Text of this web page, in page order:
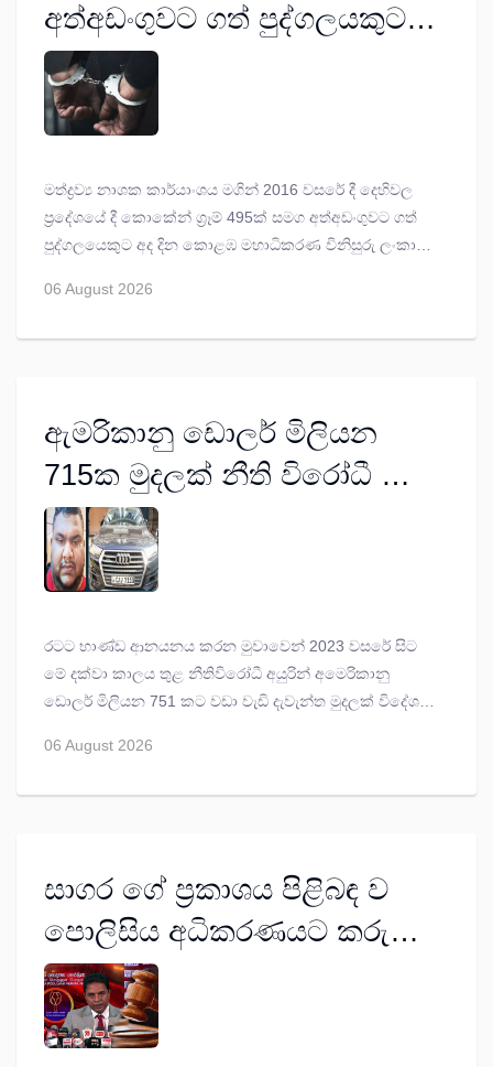
අත්අඩංගුවට ගත් පුද්ගලයකුට
ජීවිතාන්තය දක්වා සිර දඬුවම්
මත්ද්‍රව්‍ය නාශක කාර්යාංශය මගින් 2016 වසරේ දී දෙහිවල
ප්‍රදේශයේ දී කොකේන් ග්‍රෑම් 495ක් සමග අත්අඩංගුවට ගත්
පුද්ගලයෙකුට අද දින කොළඹ මහාධිකරණ විනිසුරු ලංකා
කරන ලදී.
06 August 2026
ඇමරිකානු ඩොලර් මිලියන
715ක මුදලක් නීති විරෝධී ලෙස
විදේශගත කළ ජිෆ්රි මොහොමඩ්
20වන දා දක්වා රිමාන්ඩ්
රටට භාණ්ඩ ආනයනය කරන මුවාවෙන් 2023 වසරේ සිට
මේ දක්වා කාලය තුළ නීතිවිරෝධී අයුරින් අමෙරිකානු
ඩොලර් මිලියන 751 කට වඩා වැඩි දැවැන්ත මුදලක් විදේශ
කොට්ඨාසය විසින් අත්අඩංගුවට ගත් ජාවාරම්කරුවෙකු වන
06 August 2026
සාගර ගේ ප්‍රකාශය පිළිබඳ ව
පොලිසිය අධිකරණයට කරුණු
දක්වයි